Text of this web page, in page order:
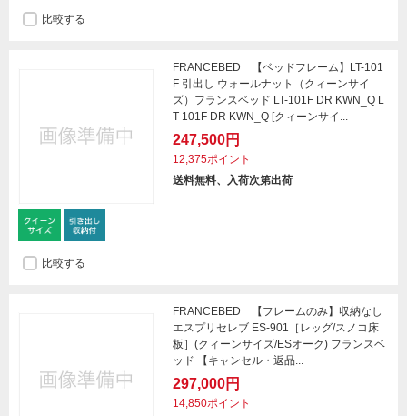
比較する
FRANCEBED 【ベッドフレーム】LT-101
F 引出し ウォールナット（クィーンサイ
ズ）フランスベッド LT-101F DR KWN_Q L
T-101F DR KWN_Q [クィーンサイ...
247,500円
12,375ポイント
送料無料、入荷次第出荷
比較する
FRANCEBED 【フレームのみ】収納なし
エスプリセレブ ES-901［レッグ/スノコ床
板］(クィーンサイズ/ESオーク) フランスベ
ッド 【キャンセル・返品...
297,000円
14,850ポイント